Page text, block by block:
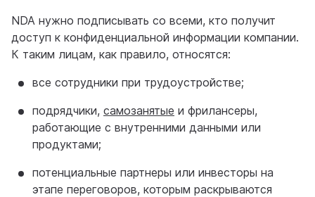
NDA нужно подписывать со всеми, кто получит
доступ к конфиденциальной информации компании.
К таким лицам, как правило, относятся:
все сотрудники при трудоустройстве;
подрядчики, самозанятые и фрилансеры,
работающие с внутренними данными или
продуктами;
потенциальные партнеры или инвесторы на
этапе переговоров, которым раскрываются